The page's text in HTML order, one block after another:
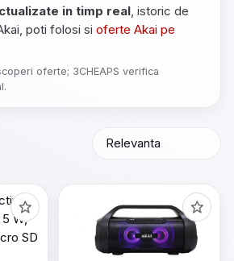
in timp real, istoric de
poti folosi si oferte Akai pe
oferte; 3CHEAPS verifica